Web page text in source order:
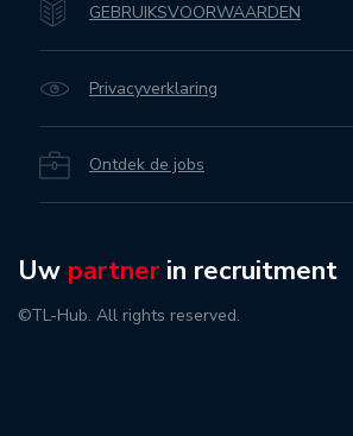
GEBRUIKSVOORWAARDEN
Privacyverklaring
Ontdek de jobs
Uw partner in recruitment
©TL-Hub. All rights reserved.